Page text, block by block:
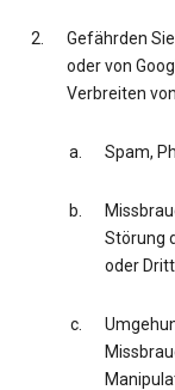
Gefährden
oder von
Verbreiten
Spam,
Störung
oder